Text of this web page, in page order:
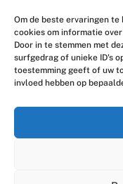
Om de beste ervaringen
cookies om informatie
Door in te stemmen met
surfgedrag of unieke ID's
toestemming geeft of uw
invloed hebben op
Contact
Houttuinlaan 8
3447 GM